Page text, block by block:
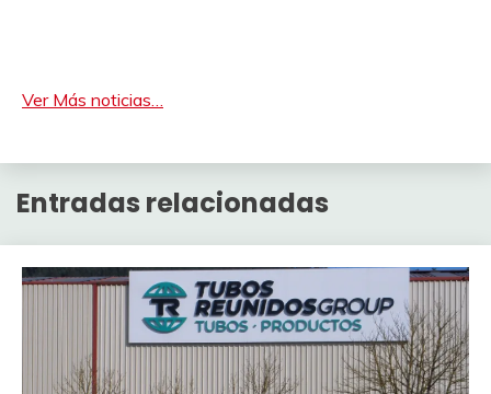
Ver Más noticias…
Entradas relacionadas